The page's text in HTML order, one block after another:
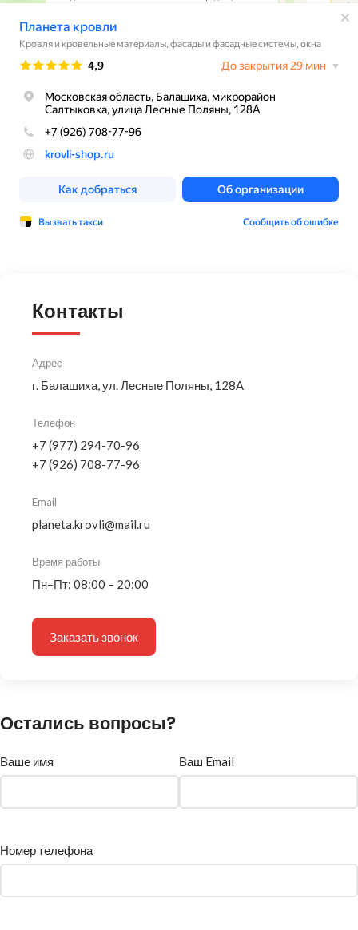
Контакты
Адрес
г. Балашиха, ул. Лесные Поляны, 128А
Телефон
+7 (977) 294-70-96
+7 (926) 708-77-96
Email
planeta.krovli@mail.ru
Время работы
Пн–Пт: 08:00 – 20:00
Заказать звонок
Остались вопросы?
Ваше имя Ваш Email
Номер телефона